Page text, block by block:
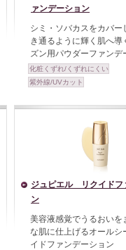
ァンデーション
シミ・ソバカスをカバー
き通るように輝く肌へ導
ズン用パウダーファンデ
化粧くずれ/くずれにくい
紫外線/UVカット
ジュピエル リクイドフ
ン
美容液感覚でうるおいを
な肌に仕上げるオールシ
イドファンデーション